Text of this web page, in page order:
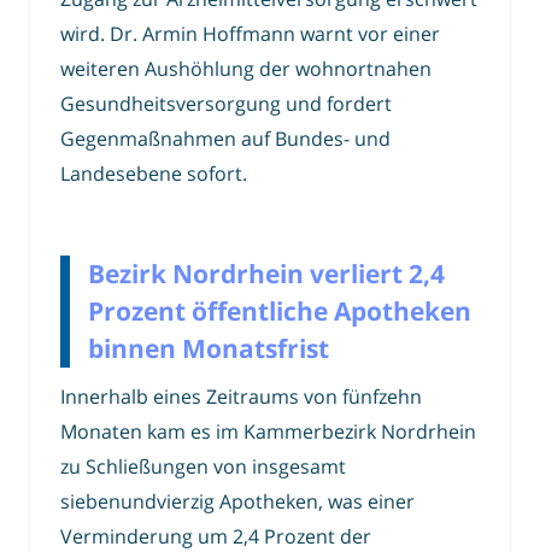
wird. Dr. Armin Hoffmann warnt vor einer
weiteren Aushöhlung der wohnortnahen
Gesundheitsversorgung und fordert
Gegenmaßnahmen auf Bundes- und
Landesebene sofort.
Bezirk Nordrhein verliert 2,4
Prozent öffentliche Apotheken
binnen Monatsfrist
Innerhalb eines Zeitraums von fünfzehn
Monaten kam es im Kammerbezirk Nordrhein
zu Schließungen von insgesamt
siebenundvierzig Apotheken, was einer
Verminderung um 2,4 Prozent der